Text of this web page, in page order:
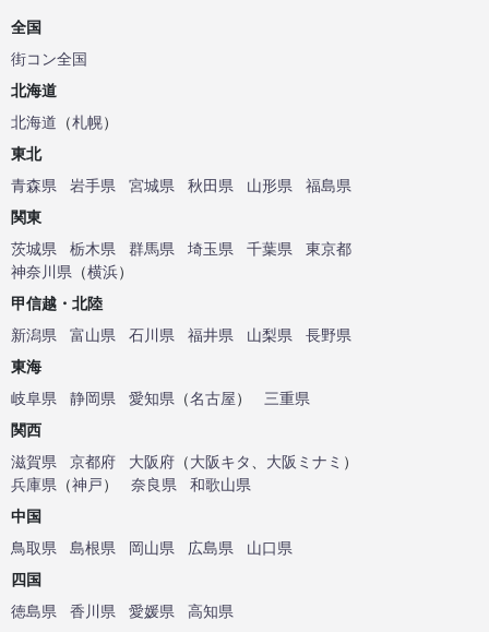
全国
街コン全国
北海道
北海道 （札幌）
東北
青森県
岩手県 宮城県 秋田県 山形県
福島県
関東
茨城県
栃木県 群馬県 埼玉県 千葉県
東京都
神奈川県 （横浜）
甲信越・北陸
新潟県
富山県 石川県 福井県 山梨県
長野県
東海
岐阜県
静岡県 愛知県 （名古屋）
三重県
関西
滋賀県
京都府 大阪府 （大阪キタ 大阪ミナミ ）
兵庫県 （神戸） 奈良県
和歌山県
中国
鳥取県
島根県 岡山県 広島県
山口県
四国
徳島県
香川県 愛媛県 高知県